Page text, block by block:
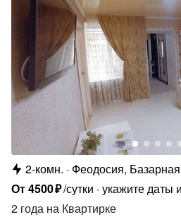
2-комн.
Феодосия,
От4500₽/сутки укажите даты
2 года на Квартирке